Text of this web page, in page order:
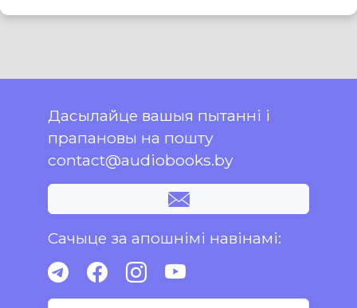
Дасылайце вашыя пытанні і
прапановы на пошту
contact@audiobooks.by
Сачыце за апошнімі навінамі: